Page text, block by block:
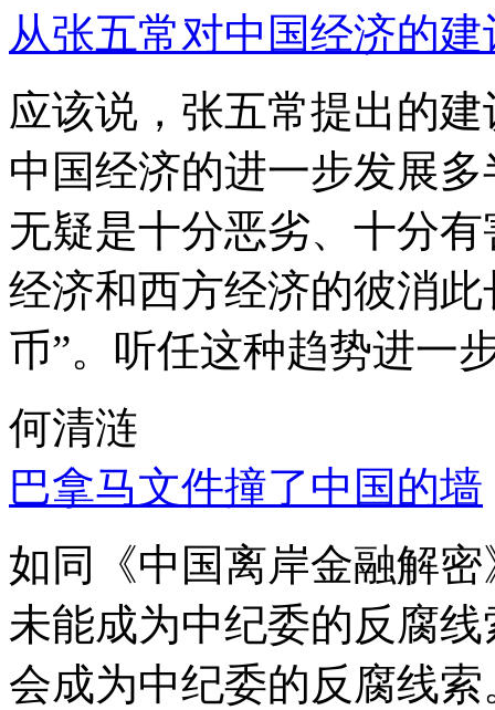
从张五常对中国经济的
应该说，张五常提出的
中国经济的进一步发展
无疑是十分恶劣、十分
经济和西方经济的彼消
币”。听任这种趋势进一
何清涟
巴拿马文件撞了中国的墙
如同《中国离岸金融解
未能成为中纪委的反腐
会成为中纪委的反腐线